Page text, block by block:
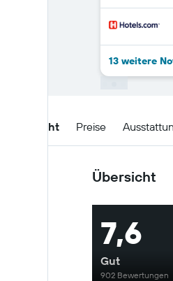
13 weitere
Übersicht Preise
Übersicht
7,6
Gut
902 Bewertungen